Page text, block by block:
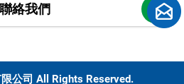
聯絡我們
公司 All Rights Reserved.